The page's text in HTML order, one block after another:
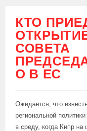
КТО
СОВЕТА
О В ЕС
Ожидается, что
региональной
в среду, когда Кипр на